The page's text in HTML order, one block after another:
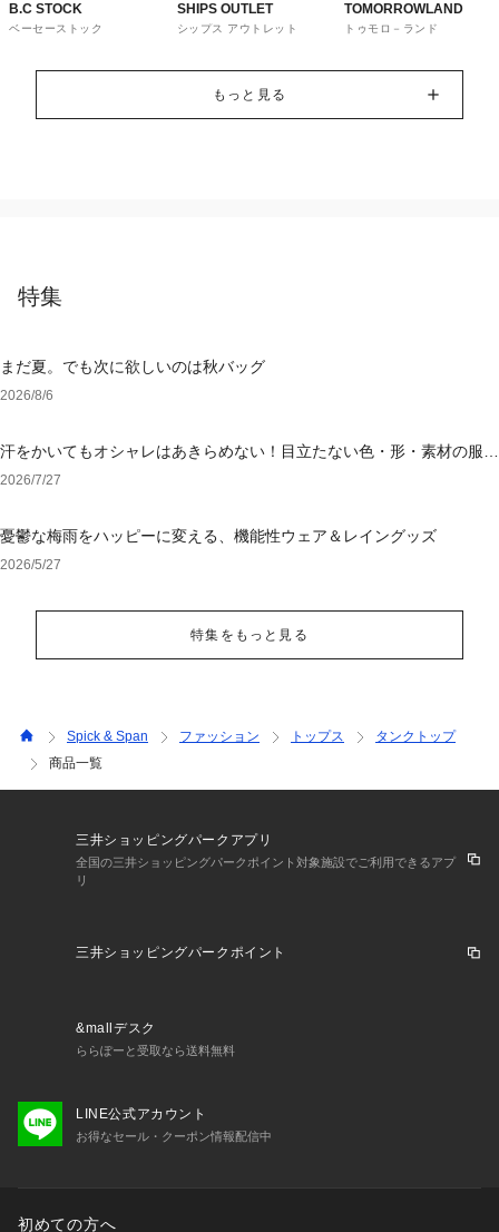
B.C STOCK
ベーセーストック
SHIPS OUTLET
シップス アウトレット
TOMORROWLAND
トゥモロ－ランド
もっと見る
特集
まだ夏。でも次に欲しいのは秋バッグ
2026/8/6
汗をかいてもオシャレはあきらめない！目立たない色・形・素材の服を
アウトレットで
2026/7/27
憂鬱な梅雨をハッピーに変える、機能性ウェア＆レイングッズ
2026/5/27
特集をもっと見る
Spick & Span ファッション トップス
タンクトップ
商品一覧
三井ショッピングパークアプリ
全国の三井ショッピングパークポイント対象施設でご利用できるアプ
リ
三井ショッピングパークポイント
&mallデスク
ららぽーと受取なら送料無料
LINE公式アカウント
お得なセール・クーポン情報配信中
初めての方へ